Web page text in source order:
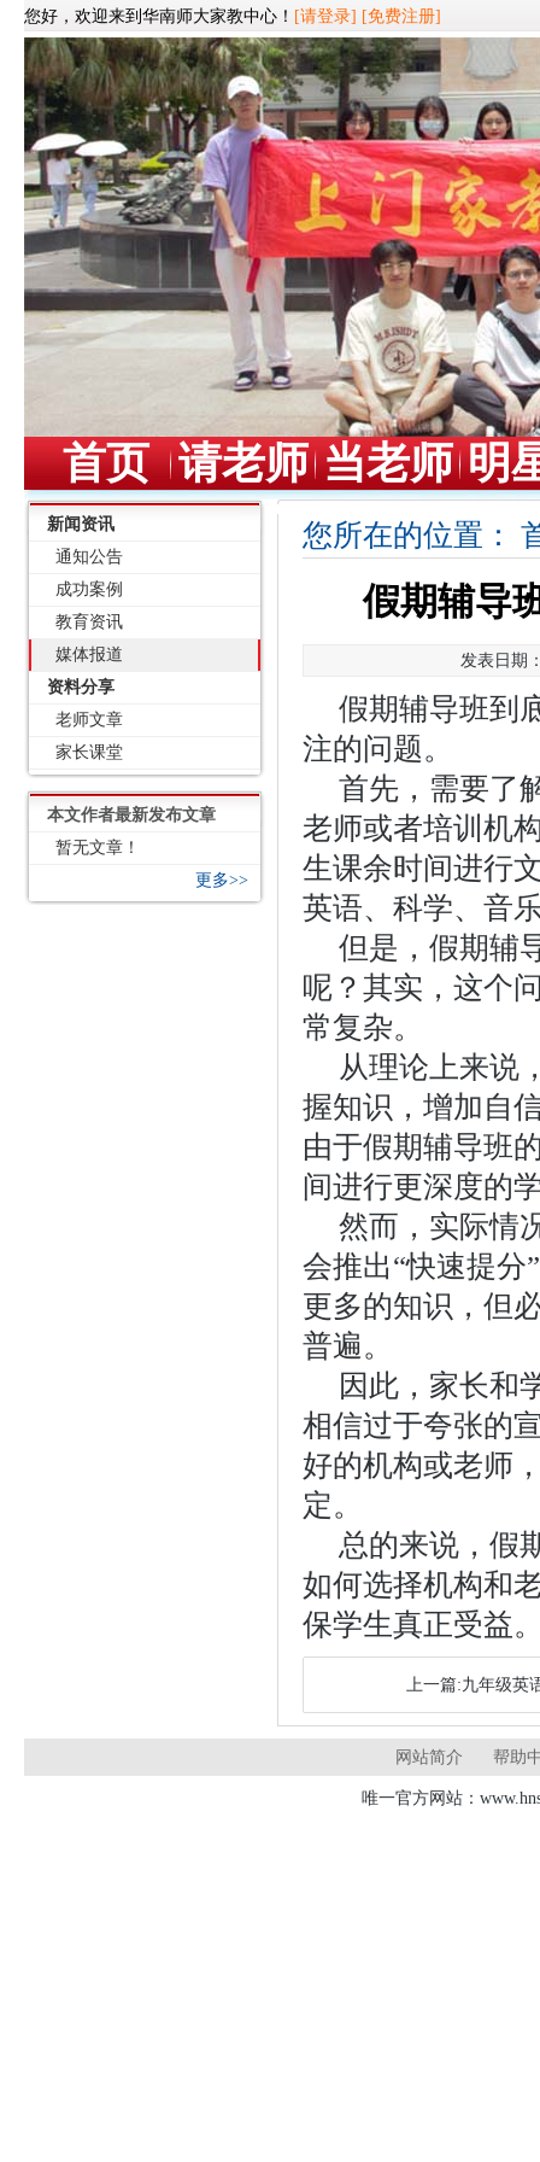
您好，欢迎来到华南师大家教中心！ [请登录] [免费注册]
首页 请老师 当老师 明
新闻资讯
通知公告
成功案例
教育资讯
媒体报道
资料分享
老师文章
家长课堂
本文作者最新发布文章
暂无文章！
更多>>
您所在的位置：
假期辅导
发表日期
假期辅导班到
注的问题。
首先，需要了
老师或者培训机
生课余时间进行
英语、科学、音
但是，假期辅
呢？其实，这个
常复杂。
从理论上来说
握知识，增加自
由于假期辅导班
间进行更深度的
然而，实际情
会推出“快速提分
更多的知识，但
普遍。
因此，家长和
相信过于夸张的
好的机构或老师
定。
总的来说，假
如何选择机构和
保学生真正受益
上一篇:九年级英
网站简介 帮助
唯一官方网站：